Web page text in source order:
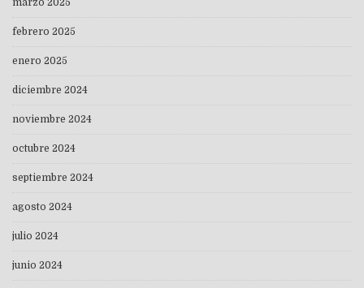
marzo 2025
febrero 2025
enero 2025
diciembre 2024
noviembre 2024
octubre 2024
septiembre 2024
agosto 2024
julio 2024
junio 2024